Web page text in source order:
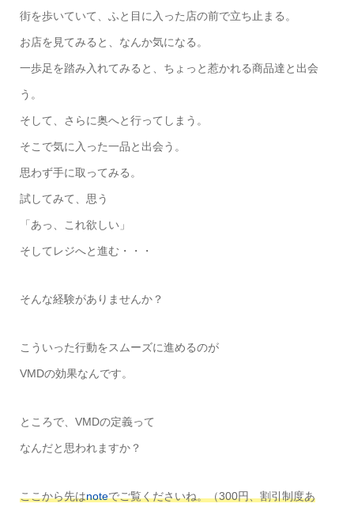
街を歩いていて、ふと目に入った店の前で立ち止まる。
お店を見てみると、なんか気になる。
一歩足を踏み入れてみると、ちょっと惹かれる商品達と出会
う。
そして、さらに奥へと行ってしまう。
そこで気に入った一品と出会う。
思わず手に取ってみる。
試してみて、思う
「あっ、これ欲しい」
そしてレジへと進む・・・
そんな経験がありませんか？
こういった行動をスムーズに進めるのが
VMDの効果なんです。
ところで、VMDの定義って
なんだと思われますか？
ここから先はnoteでご覧くださいね。（300円、割引制度あ